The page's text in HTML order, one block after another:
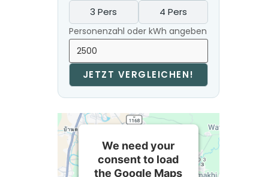
3 Pers
4 Pers
Personenzahl oder kWh angeben
JETZT VERGLEICHEN!
We need your
consent to load
the Google Maps